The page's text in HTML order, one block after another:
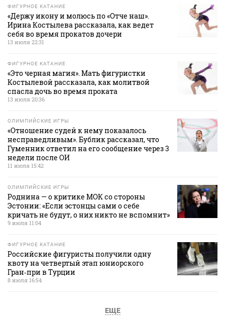
ФИГУРНОЕ КАТАНИЕ
«Держу икону и молюсь по «Отче наш».
Ирина Костылева рассказала, как ведет
себя во время прокатов дочери
13 июля 22:31
ФИГУРНОЕ КАТАНИЕ
«Это черная магия». Мать фигуристки
Костылевой рассказала, как молитвой
спасла дочь во время проката
13 июля 20:36
ОЛИМПИЙСКИЕ ИГРЫ
«Отношение судей к нему показалось
несправедливым». Бублик рассказал, что
Гуменник ответил на его сообщение через 3
недели после ОИ
11 июля 15:42
ОЛИМПИЙСКИЕ ИГРЫ
Роднина — о критике МОК со стороны
Эстонии: «Если эстонцы сами о себе
кричать не будут, о них никто не вспомнит»
9 июля 11:04
ФИГУРНОЕ КАТАНИЕ
Российские фигуристы получили одну
квоту на четвертый этап юниорского
Гран‑при в Турции
8 июля 16:54
ЕЩЕ